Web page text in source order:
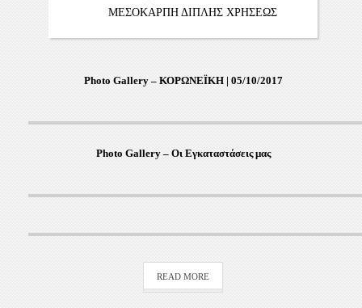
ΜΕΣΟΚΑΡΠΗ ΔΙΠΛΗΣ ΧΡΗΣΕΩΣ
Photo Gallery – ΚΟΡΩΝΕΪΚΗ | 05/10/2017
Photo Gallery – Οι Εγκαταστάσεις μας
READ MORE